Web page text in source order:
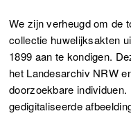
We zijn verheugd om de
collectie huwelijksakten
1899 aan te kondigen.
het Landesarchiv NRW
doorzoekbare
gedigitaliseerde